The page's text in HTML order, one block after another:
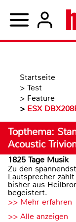
Startseite
> Test
> Feature
> ESX
Topthema:
Acoustic
1825 Tage Musik
Zu den
Lautsprecher
bisher aus
begeistert.
>> Mehr erfahren
>> Alle anzeigen